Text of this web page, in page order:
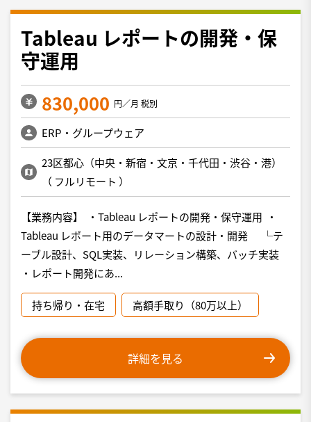
Tableau レポートの開発・保
守運用
830,000 円／月 税別
ERP・グループウェア
23区都心（中央・新宿・文京・千代田・渋谷・港）
（ フルリモート ）
【業務内容】 ・Tableau レポートの開発・保守運用 ・
Tableau レポート用のデータマートの設計・開発 └テ
ーブル設計、SQL実装、リレーション構築、バッチ実装
・レポート開発にあ...
持ち帰り・在宅 高額手取り（80万以上）
詳細を見る